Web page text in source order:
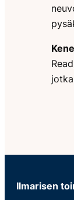
Ilmarisen